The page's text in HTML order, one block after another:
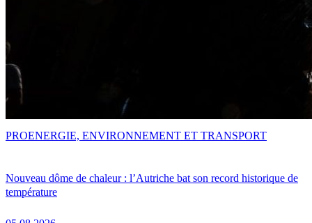
Nouveau dôme de chaleur : l’Autriche bat son record historique de
température
PROENERGIE, ENVIRONNEMENT ET TRANSPORT